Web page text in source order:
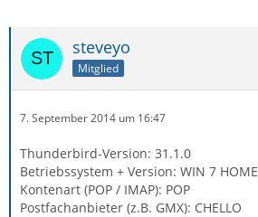
steveyo
Mitglied
7. September 2014 um 16:47
Thunderbird-Version: 31.1.0
Betriebssystem + Version: WIN 7 HOME
Kontenart (POP / IMAP): POP
Postfachanbieter (z.B. GMX): CHELLO